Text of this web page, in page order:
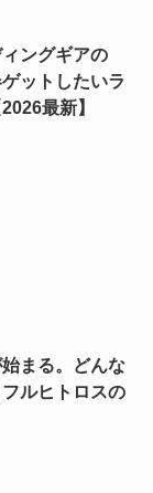
ングギアの
ットしたいラ
最新】
まる。どんな
ルヒトロスの